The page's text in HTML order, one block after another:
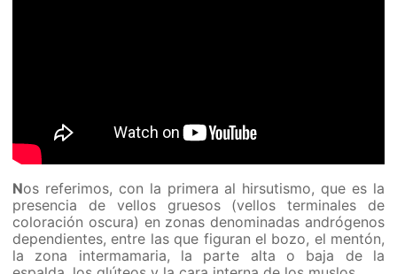
Nos referimos, con la primera al hirsutismo, que es la
presencia de vellos gruesos (vellos terminales de
coloración oscura) en zonas denominadas andrógenos
dependientes, entre las que figuran el bozo, el mentón,
la zona intermamaria, la parte alta o baja de la